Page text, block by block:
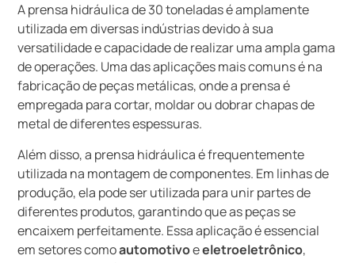
A prensa hidráulica de 30 toneladas é amplamente
utilizada em diversas indústrias devido à sua
versatilidade e capacidade de realizar uma ampla gama
de operações. Uma das aplicações mais comuns é na
fabricação de peças metálicas, onde a prensa é
empregada para cortar, moldar ou dobrar chapas de
metal de diferentes espessuras.
Além disso, a prensa hidráulica é frequentemente
utilizada na montagem de componentes. Em linhas de
produção, ela pode ser utilizada para unir partes de
diferentes produtos, garantindo que as peças se
encaixem perfeitamente. Essa aplicação é essencial
em setores comoautomotivoeeletroeletrônico,